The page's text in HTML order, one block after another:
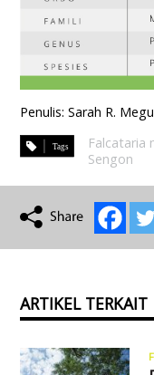
Penulis: Sarah R.
Falcataria
Sengon
ARTIKEL TERKAIT